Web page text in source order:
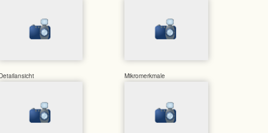
Mikromerkmale